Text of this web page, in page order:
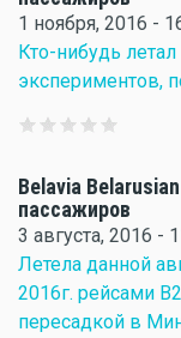
1 ноября, 2016 -
Кто-нибудь
экспериментов,
Belavia
пассажиров
3 августа, 2016 -
Летела данной
2016г. рейсами
пересадкой в